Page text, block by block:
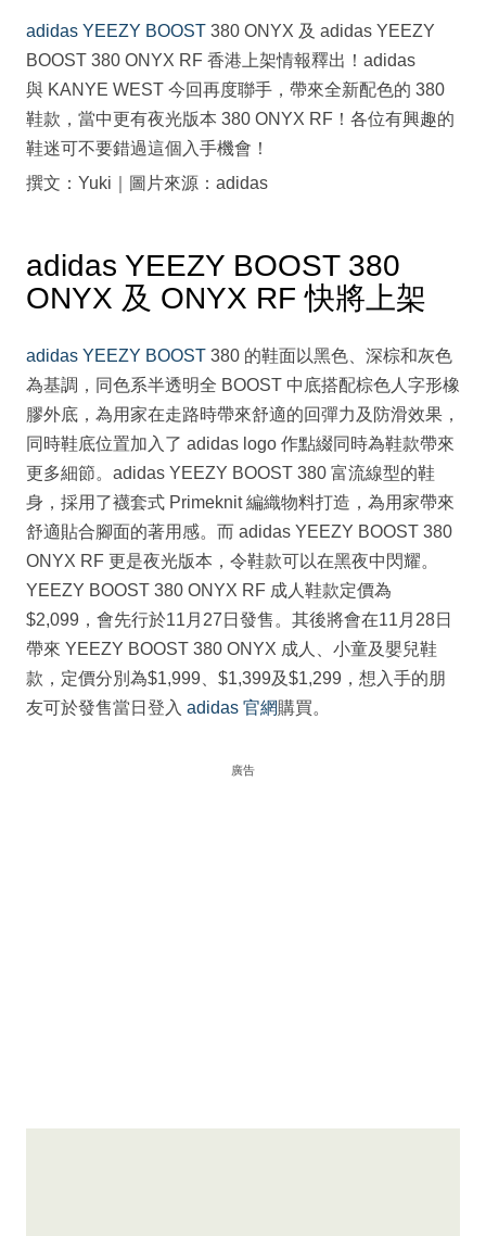
adidas YEEZY BOOST 380 ONYX 及 adidas YEEZY
BOOST 380 ONYX RF 香港上架情報釋出！adidas
與 KANYE WEST 今回再度聯手，帶來全新配色的 380
鞋款，當中更有夜光版本 380 ONYX RF！各位有興趣的
鞋迷可不要錯過這個入手機會‌！
撰文：Yuki｜圖片來源：adidas
adidas YEEZY BOOST 380
ONYX 及 ONYX RF 快將上架
adidas YEEZY BOOST 380 的鞋面以黑色、深棕和灰色
為基調，同色系半透明全 BOOST 中底搭配棕色人字形橡
膠外底，為用家在走路時帶來舒適的回彈力及防滑效果，
同時鞋底位置加入了 adidas logo 作點綴同時為鞋款帶來
更多細節。adidas YEEZY BOOST 380 富流線型的鞋
身，採用了襪套式 Primeknit 編織物料打造，為用家帶來
舒適貼合腳面的著用感。而 adidas YEEZY BOOST 380
ONYX RF 更是夜光版本，令鞋款可以在黑夜中閃耀。
YEEZY BOOST 380 ONYX RF 成人鞋款定價為
$2,099，會先行於11月27日發售。其後將會在11月28日
帶來 YEEZY BOOST 380 ONYX 成人、小童及嬰兒鞋
款，定價分別為$1,999、$1,399及$1,299，想入手的朋
友可於發售當日登入 adidas 官網購買。
廣告